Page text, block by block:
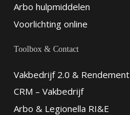
Arbo hulpmiddelen
Voorlichting online
Toolbox & Contact
Vakbedrijf 2.0 & Rendement
CRM – Vakbedrijf
Arbo & Legionella RI&E